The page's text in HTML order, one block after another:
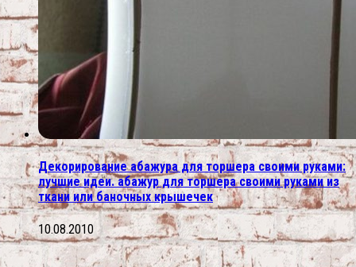
Декорирование абажура для торшера своими руками:
лучшие идеи. абажур для торшера своими руками из
ткани или баночных крышечек
10.08.2010